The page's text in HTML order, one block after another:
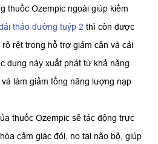
thuốc Ozempic ngoài giúp kiểm
tháo đường tuýp 2 thì còn được
rệt trong hỗ trợ giảm cân và cải
dụng này xuất phát từ khả năng
làm giảm tổng năng lượng nạp
thuốc Ozempic sẽ tác động trực
cảm giác đói, no tại não bộ, giúp